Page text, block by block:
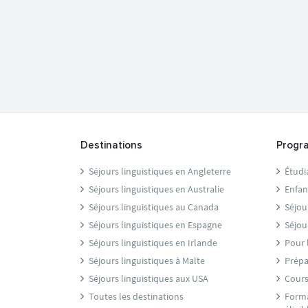
Destinations
Séjours linguistiques en Angleterre
Séjours linguistiques en Australie
Séjours linguistiques au Canada
Séjours linguistiques en Espagne
Séjours linguistiques en Irlande
Séjours linguistiques à Malte
Séjours linguistiques aux USA
Toutes les destinations
Pour